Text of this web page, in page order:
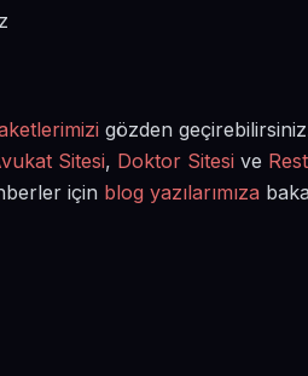
gözden
Sitesi, Doktor Sitesi ve
için blog yazılarımıza